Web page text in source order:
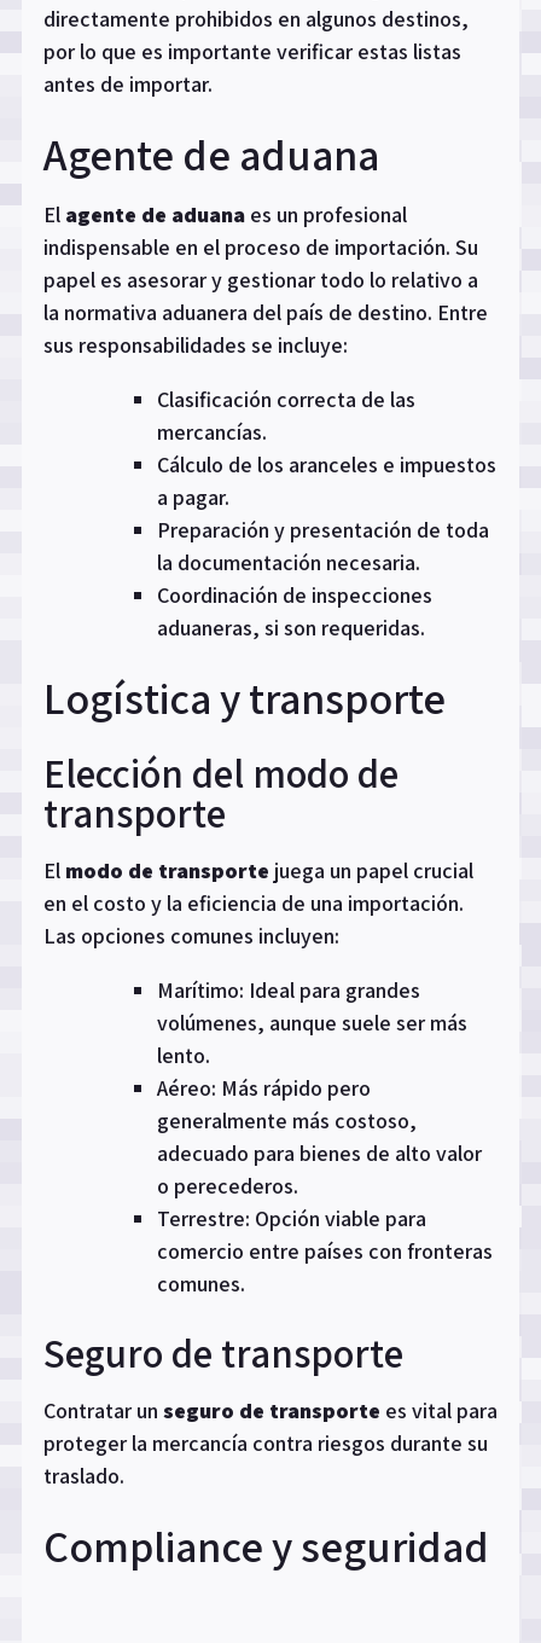
directamente prohibidos en algunos destinos,
por lo que es importante verificar estas listas
antes de importar.
Agente de aduana
El agente de aduana es un profesional
indispensable en el proceso de importación. Su
papel es asesorar y gestionar todo lo relativo a
la normativa aduanera del país de destino. Entre
sus responsabilidades se incluye:
Clasificación correcta de las
mercancías.
Cálculo de los aranceles e impuestos
a pagar.
Preparación y presentación de toda
la documentación necesaria.
Coordinación de inspecciones
aduaneras, si son requeridas.
Logística y transporte
Elección del modo de
transporte
El modo de transporte juega un papel crucial
en el costo y la eficiencia de una importación.
Las opciones comunes incluyen:
Marítimo: Ideal para grandes
volúmenes, aunque suele ser más
lento.
Aéreo: Más rápido pero
generalmente más costoso,
adecuado para bienes de alto valor
o perecederos.
Terrestre: Opción viable para
comercio entre países con fronteras
comunes.
Seguro de transporte
Contratar un seguro de transporte es vital para
proteger la mercancía contra riesgos durante su
traslado.
Compliance y seguridad